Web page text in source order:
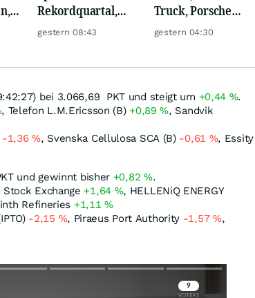
Rekordquartal,
doch KI-Kosten
gestern 08:43
Truck, Porsche
Automobil Holding
gestern 04:30
bei 3.066,69 PKT und steigt um +0,44 %.
, Telefon L.M.Ericsson (B) +0,89%, Sandvik
-1,36%, Svenska Cellulosa SCA (B) -0,61 %, Essity
und gewinnt bisher +0,82 %.
Exchange +1,64 %, HELLENiQ ENERGY
Refineries +1,11%
-2,15 %, Piraeus Port Authority -1,57 %,